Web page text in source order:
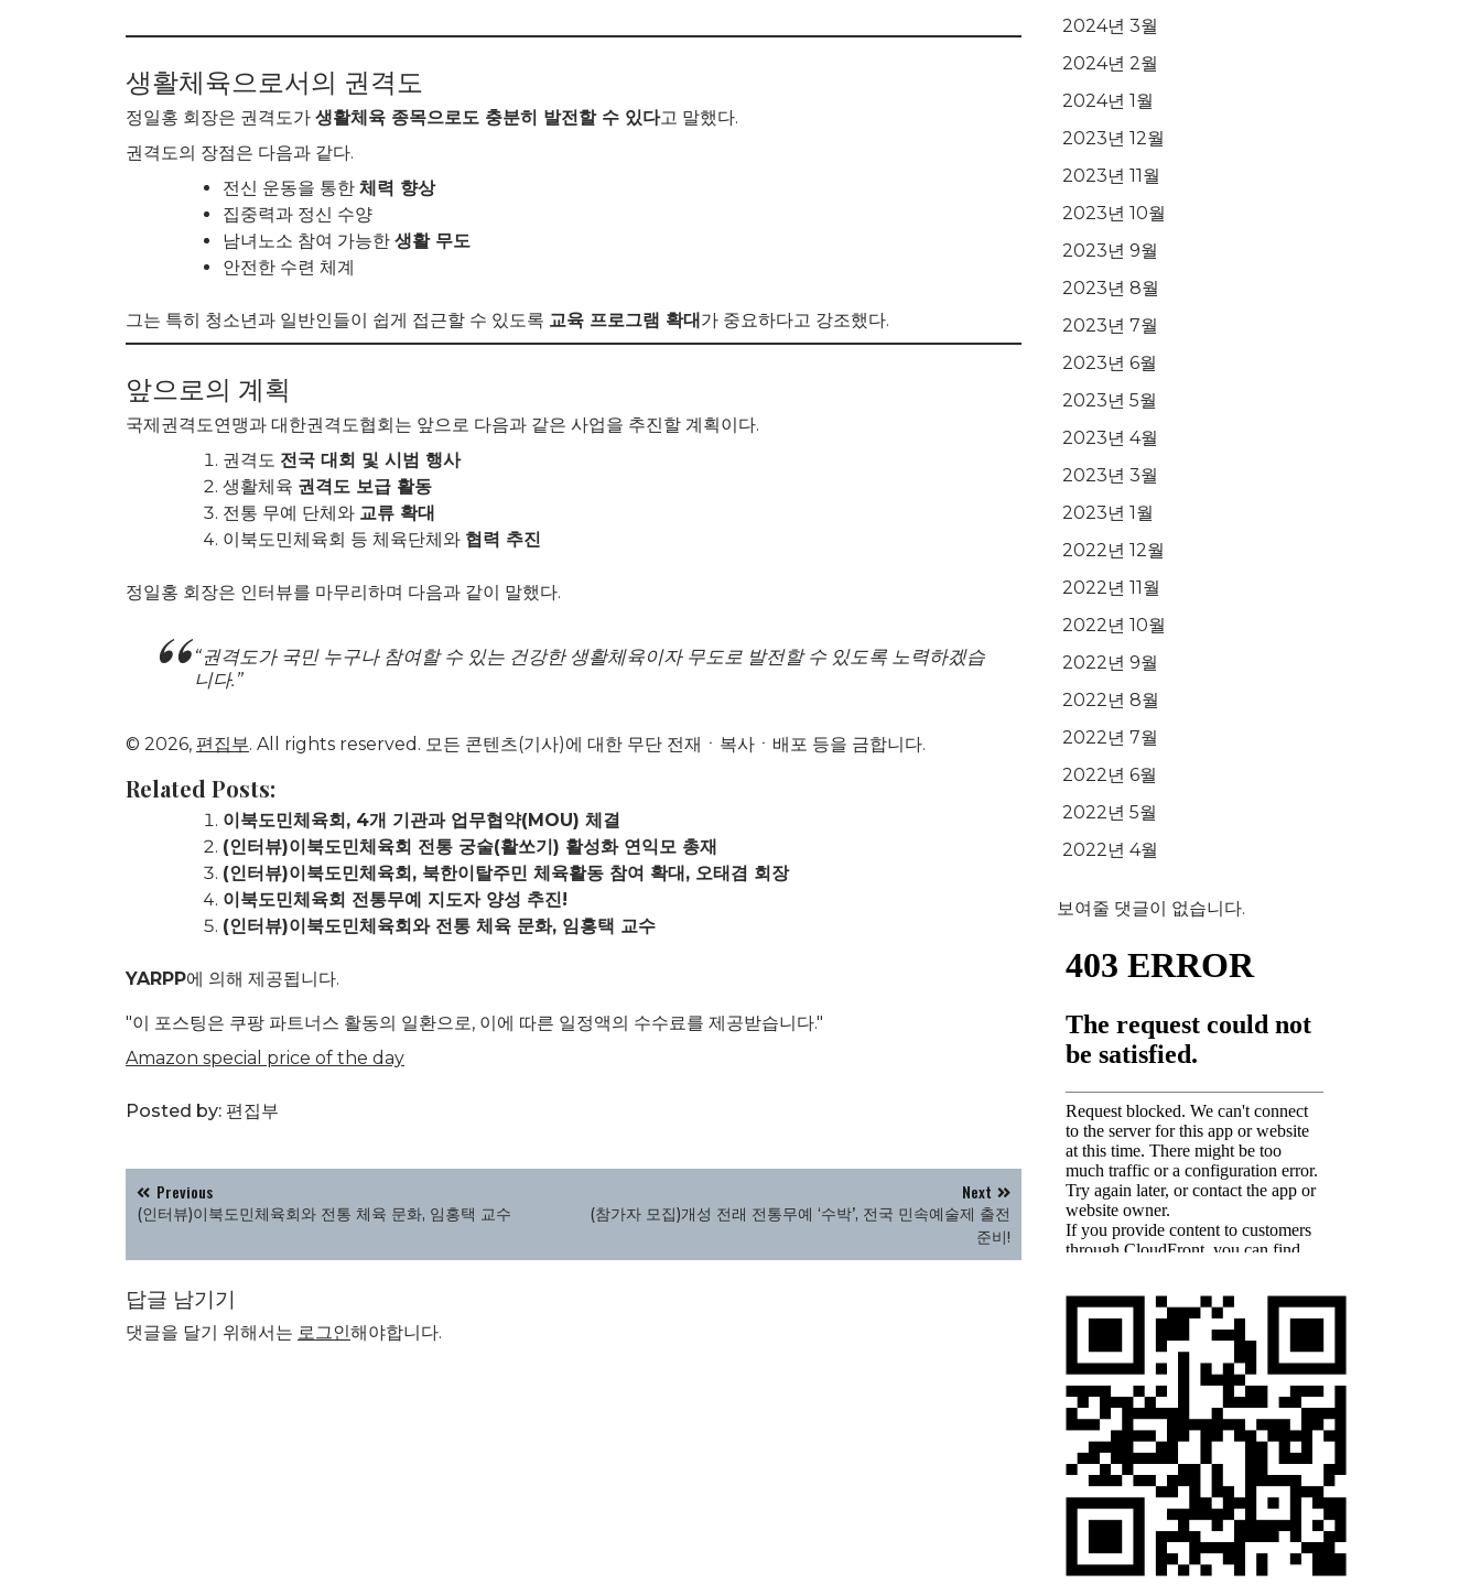
생활체육으로서의 권격도
정일홍 회장은 권격도가 생활체육 종목으로도 충분히 발전할 수 있다고 말했다.
권격도의 장점은 다음과 같다.
전신 운동을 통한 체력 향상
집중력과 정신 수양
남녀노소 참여 가능한 생활 무도
안전한 수련 체계
그는 특히 청소년과 일반인들이 쉽게 접근할 수 있도록 교육 프로그램 확대가 중요하다고 강조했다.
앞으로의 계획
국제권격도연맹과 대한권격도협회는 앞으로 다음과 같은 사업을 추진할 계획이다.
권격도 전국 대회 및 시범 행사
생활체육 권격도 보급 활동
전통 무예 단체와 교류 확대
이북도민체육회 등 체육단체와 협력 추진
정일홍 회장은 인터뷰를 마무리하며 다음과 같이 말했다.
“권격도가 국민 누구나 참여할 수 있는 건강한 생활체육이자 무도로 발전할 수 있도록 노력하겠습
니다.”
© 2026, 편집부. All rights reserved. 모든 콘텐츠(기사)에 대한 무단 전재ㆍ복사ㆍ배포 등을 금합니다.
Related Posts:
이북도민체육회, 4개 기관과 업무협약(MOU) 체결
(인터뷰)이북도민체육회 전통 궁술(활쏘기) 활성화 연익모 총재
(인터뷰)이북도민체육회, 북한이탈주민 체육활동 참여 확대, 오태겸 회장
이북도민체육회 전통무예 지도자 양성 추진!
(인터뷰)이북도민체육회와 전통 체육 문화, 임홍택 교수
YARPP에 의해 제공됩니다.
"이 포스팅은 쿠팡 파트너스 활동의 일환으로, 이에 따른 일정액의 수수료를 제공받습니다."
Amazon special price of the day
Posted by: 편집부
글
탐
Previous
(인터뷰)이북도민체육회와 전통 체육 문화, 임홍택 교수
Next
(참가자 모집)개성 전래 전통무예 ‘수박’, 전국 민속예술제 출전
준비!
답글 남기기
댓글을 달기 위해서는 로그인해야합니다.
2024년 3월
2024년 2월
2024년 1월
2023년 12월
2023년 11월
2023년 10월
2023년 9월
2023년 8월
2023년 7월
2023년 6월
2023년 5월
2023년 4월
2023년 3월
2023년 1월
2022년 12월
2022년 11월
2022년 10월
2022년 9월
2022년 8월
2022년 7월
2022년 6월
2022년 5월
2022년 4월
보여줄 댓글이 없습니다.